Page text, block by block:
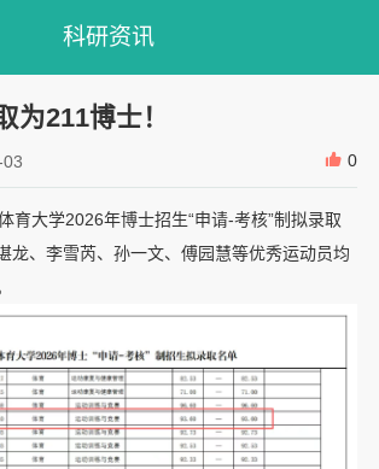
科研资讯
为211博士！
0
育大学2026年博士招生“申请-考核”制拟录取
龙、李雪芮、孙一文、傅园慧等优秀运动员均